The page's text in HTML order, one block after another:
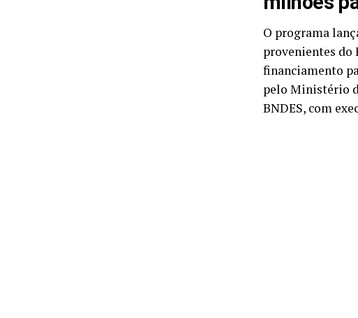
O programa
provenientes
financiamento
pelo Ministério
BNDES, com